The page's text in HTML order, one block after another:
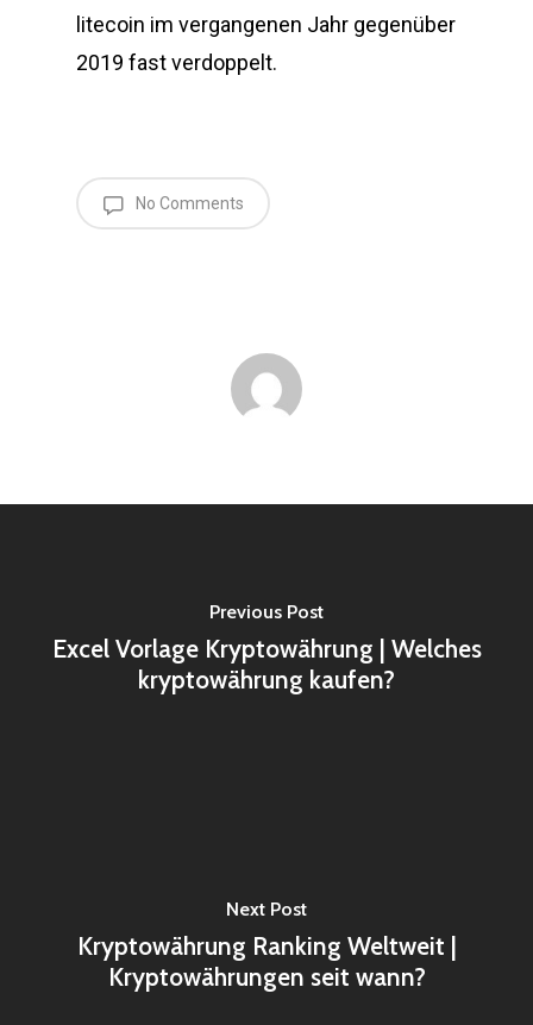
litecoin im vergangenen Jahr gegenüber
2019 fast verdoppelt.
No Comments
Previous Post
Excel Vorlage Kryptowährung | Welches
kryptowährung kaufen?
Next Post
Kryptowährung Ranking Weltweit |
Kryptowährungen seit wann?